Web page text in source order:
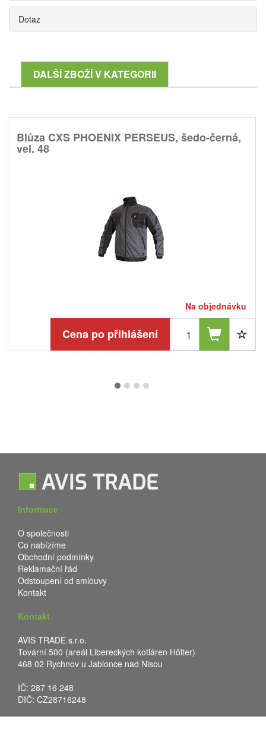
Dotaz
DALŠÍ ZBOŽÍ V KATEGORII
Blůza CXS PHOENIX PERSEUS, šedo-černá,
vel. 48
Na objednávku
Cena po přihlášení
Informace
O společnosti
Co nabízíme
Obchodní podmínky
Reklamační řád
Odstoupení od smlouvy
Kontakt
Kontakt
AVIS TRADE s.r.o.
Tovární 500 (areál Libereckých kotláren Hölter)
468 02 Rychnov u Jablonce nad Nisou
IČ: 287 16 248
DIČ: CZ28716248